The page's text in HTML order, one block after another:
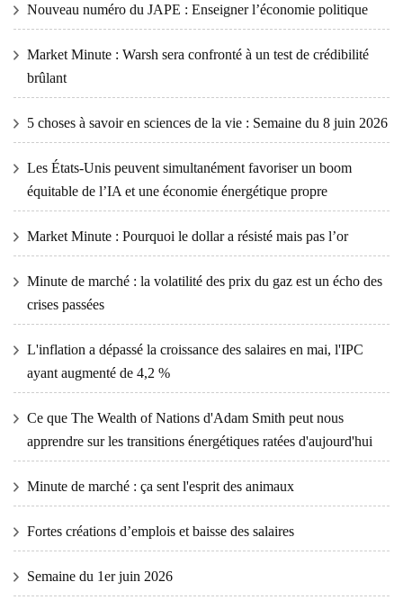
Nouveau numéro du JAPE : Enseigner l’économie politique
Market Minute : Warsh sera confronté à un test de crédibilité
brûlant
5 choses à savoir en sciences de la vie : Semaine du 8 juin 2026
Les États-Unis peuvent simultanément favoriser un boom
équitable de l’IA et une économie énergétique propre
Market Minute : Pourquoi le dollar a résisté mais pas l’or
Minute de marché : la volatilité des prix du gaz est un écho des
crises passées
L'inflation a dépassé la croissance des salaires en mai, l'IPC
ayant augmenté de 4,2 %
Ce que The Wealth of Nations d'Adam Smith peut nous
apprendre sur les transitions énergétiques ratées d'aujourd'hui
Minute de marché : ça sent l'esprit des animaux
Fortes créations d’emplois et baisse des salaires
Semaine du 1er juin 2026